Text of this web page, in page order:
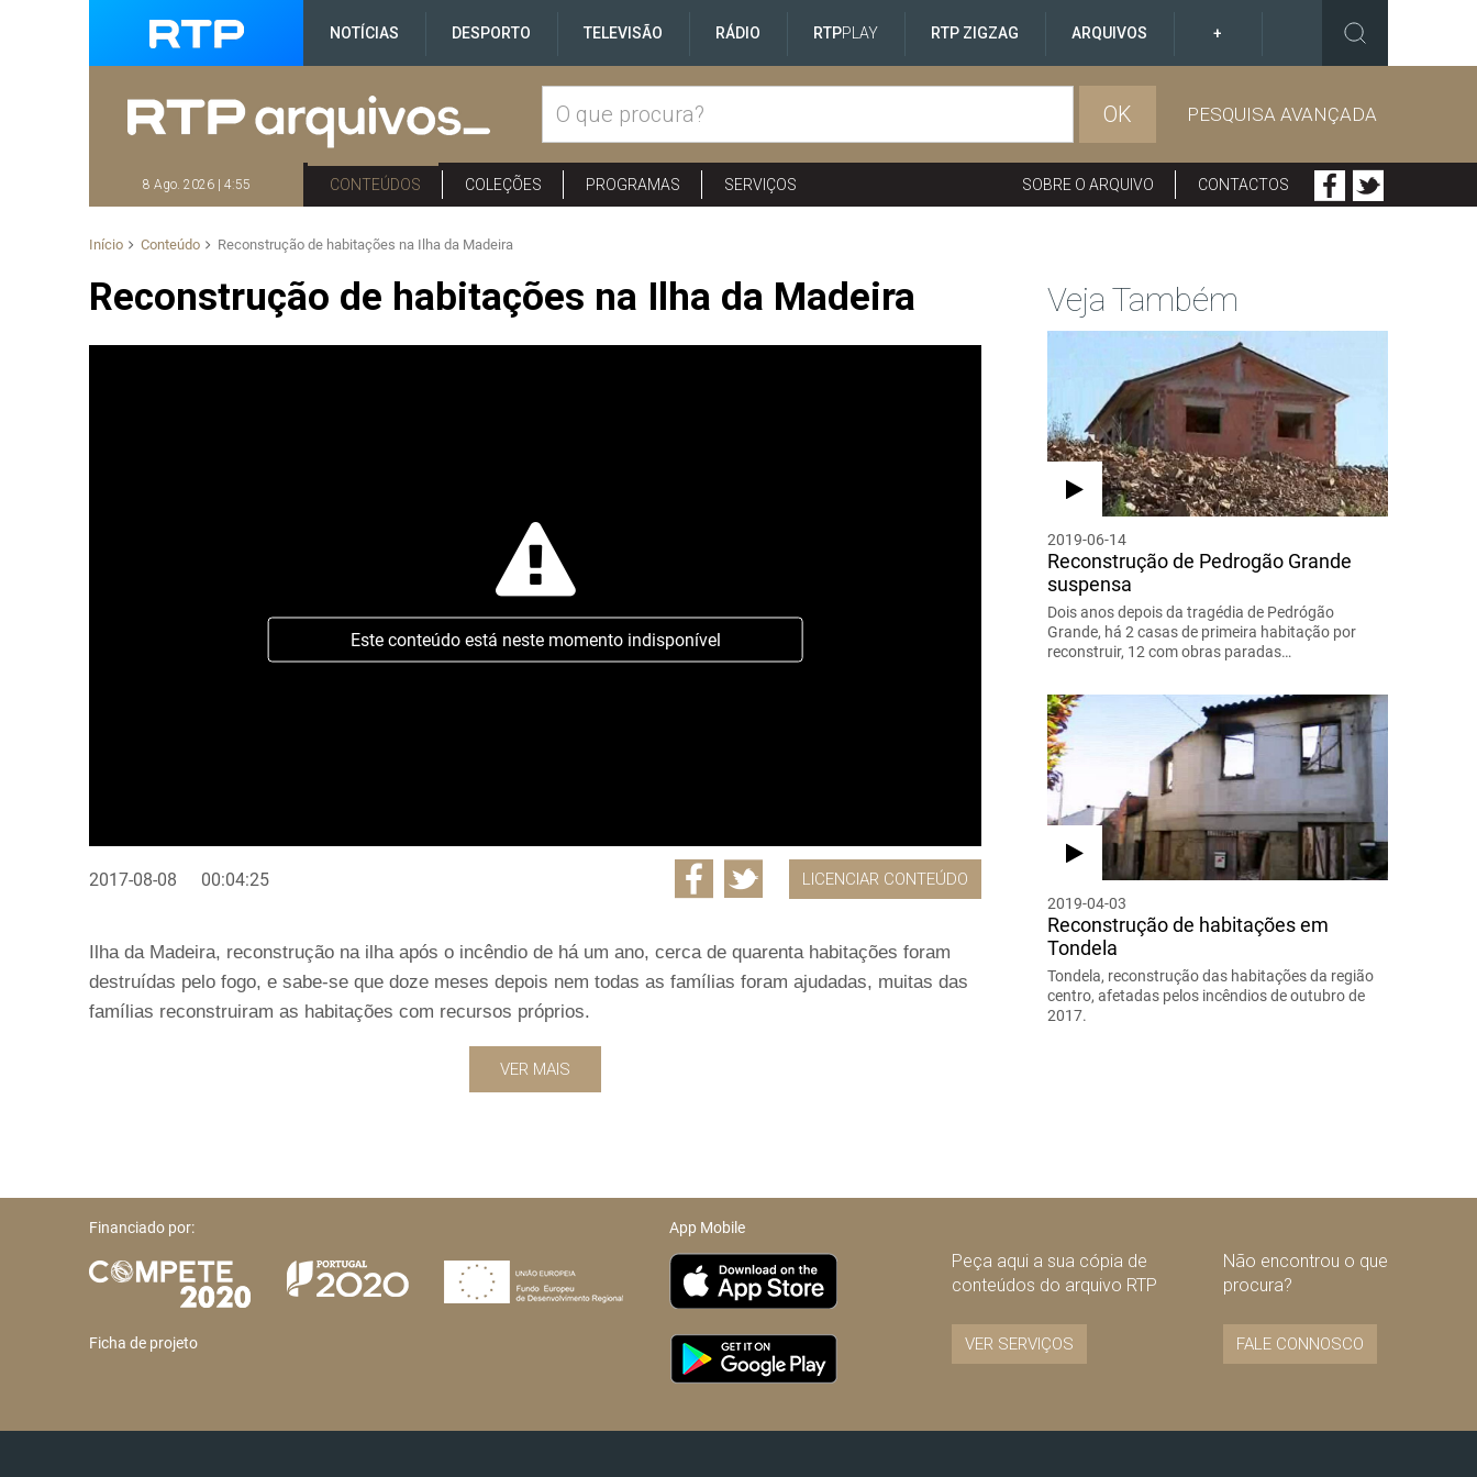
NOTÍCIAS DESPORTO TELEVISÃO RÁDIO RTPPLAY RTP ZIGZAG ARQUIVOS +
OK PESQUISA AVANÇADA
8 Ago. 2026 | 4:55 CONTEÚDOS COLEÇÕES PROGRAMAS SERVIÇOS SOBRE O ARQUIVO CONTACTOS
Início Conteúdo Reconstrução de habitações na Ilha da Madeira
Reconstrução de habitações na Ilha da Madeira
Este conteúdo está neste momento indisponível
2017-08-08 00:04:25 LICENCIAR CONTEÚDO
Ilha da Madeira, reconstrução na ilha após o incêndio de há um ano, cerca de quarenta habitações foram
destruídas pelo fogo, e sabe-se que doze meses depois nem todas as famílias foram ajudadas, muitas das
famílias reconstruiram as habitações com recursos próprios.
VER MAIS
Veja Também
2019-06-14
Reconstrução de Pedrogão Grande
suspensa
Dois anos depois da tragédia de Pedrógão
Grande, há 2 casas de primeira habitação por
reconstruir, 12 com obras paradas…
2019-04-03
Reconstrução de habitações em
Tondela
Tondela, reconstrução das habitações da região
centro, afetadas pelos incêndios de outubro de
2017.
Financiado por:
Ficha de projeto
App Mobile
Peça aqui a sua cópia de
conteúdos do arquivo RTP
VER SERVIÇOS
Não encontrou o que
procura?
FALE CONNOSCO